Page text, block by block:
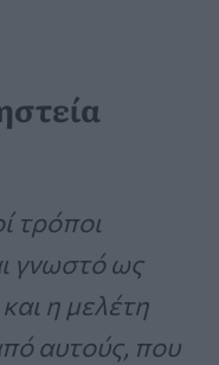
τρόποι
γνωστό ως
η μελέτη
αυτούς, που